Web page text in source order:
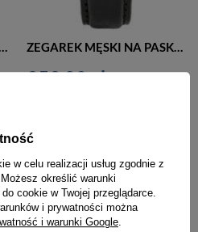
NAVIFORCE - NF9114 (zn046a) ZEGAREK MĘSKI NA PASKU CZARNO GRANATOWY RUBICON RNCD69 - MULTIDATA (zr081b)
359,00 zł
w celu realizacji usług zgodnie z
określić warunki
cookie w Twojej przeglądarce.
i prywatności można
i warunki Google.